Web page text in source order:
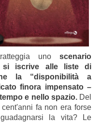
uno scenario
si iscrive alle liste di
la “disponibilità a
finora impensato –
e nello spazio.Del
fa non era forse
la vita? Le